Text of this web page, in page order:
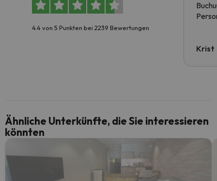
4.4 von 5 Punkten bei 2239 Bewertungen
Krist
Ähnliche Unterkünfte, die Sie interessieren
könnten